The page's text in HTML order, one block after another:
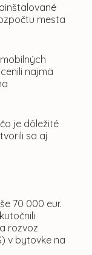
mesta
najmä
je dôležité
sa aj
70 000 eur.
rozvoz
v bytovke na